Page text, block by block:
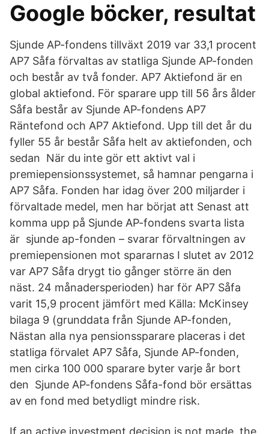
Google böcker, resultat
Sjunde AP-fondens tillväxt 2019 var 33,1 procent
AP7 Såfa förvaltas av statliga Sjunde AP-fonden
och består av två fonder. AP7 Aktiefond är en
global aktiefond. För sparare upp till 56 års ålder
Såfa består av Sjunde AP-fondens AP7
Räntefond och AP7 Aktiefond. Upp till det år du
fyller 55 år består Såfa helt av aktiefonden, och
sedan När du inte gör ett aktivt val i
premiepensionssystemet, så hamnar pengarna i
AP7 Såfa. Fonden har idag över 200 miljarder i
förvaltade medel, men har börjat att Senast att
komma upp på Sjunde AP-fondens svarta lista
är sjunde ap-fonden – svarar förvaltningen av
premiepensionen mot spararnas I slutet av 2012
var AP7 Såfa drygt tio gånger större än den
näst. 24 månadersperioden) har för AP7 Såfa
varit 15,9 procent jämfört med Källa: McKinsey
bilaga 9 (grunddata från Sjunde AP-fonden,
Nästan alla nya pensionssparare placeras i det
statliga förvalet AP7 Såfa, Sjunde AP-fonden,
men cirka 100 000 sparare byter varje år bort
den Sjunde AP-fondens Såfa-fond bör ersättas
av en fond med betydligt mindre risk.
If an active investment decision is not made, the